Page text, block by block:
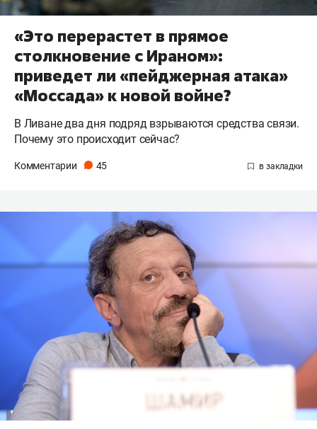
«Это перерастет в прямое
столкновение с Ираном»:
приведет ли «пейджерная атака»
«Моссада» к новой войне?
В Ливане два дня подряд взрываются средства связи.
Почему это происходит сейчас?
Комментарии 45